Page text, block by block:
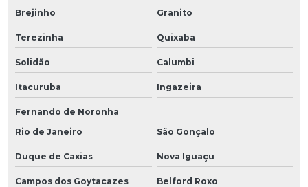
Brejinho Granito
Terezinha Quixaba
Solidão Calumbi
Itacuruba Ingazeira
Fernando de Noronha
Rio de Janeiro
São Gonçalo
Duque de Caxias Nova Iguaçu
Campos dos Goytacazes Belford Roxo